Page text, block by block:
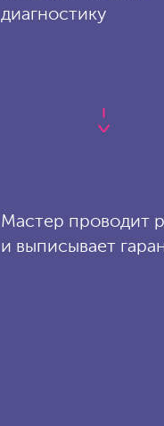
диагностику
Мастер проводит
и выписывает